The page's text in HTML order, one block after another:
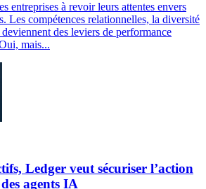
entreprises à revoir leurs attentes envers
Les compétences relationnelles, la diversité
des leviers de performance
mais...
Ledger veut sécuriser l’action
agents IA